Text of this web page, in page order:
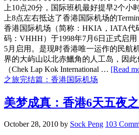
上10点20分，国际班机最好提早2个小
上8点左右抵达了香港国际机场的
香港国际机场（简称：HKIA，IATA代
码：VHHH）于1998年7月6日正式启
5月启用。是现时香港唯一运作的民航
界的大屿山以北赤鱲角的人工岛，因
（Chek Lap Kok International … [Read
之旅完结篇：香港国际机场
美梦成真：香港6天五夜
October 28, 2010 by Sock Peng 103